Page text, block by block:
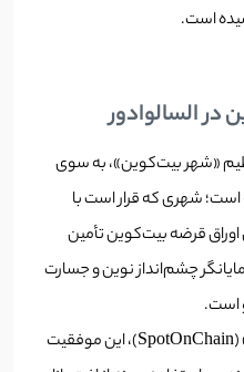
است.
السالوادور
عظیم «شهر بیت‌کوین»، به سوی
است؛ شهری که قرار است با
اوراق قرضه بیت‌کوین تأمین
چشم‌انداز نوین و جسارت
است.
طبق تحلیل پلتفرم «اسپات آنچین» (SpotOnChain)، این موفقیت